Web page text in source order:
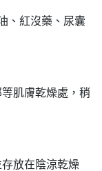
、紅沒藥、尿囊
肌膚乾燥處，稍
放在陰涼乾燥